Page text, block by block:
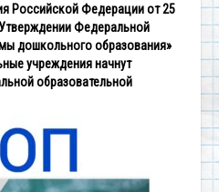
Российской Федерации от 25
Федеральной
дошкольного образования»
учреждения начнут
образовательной